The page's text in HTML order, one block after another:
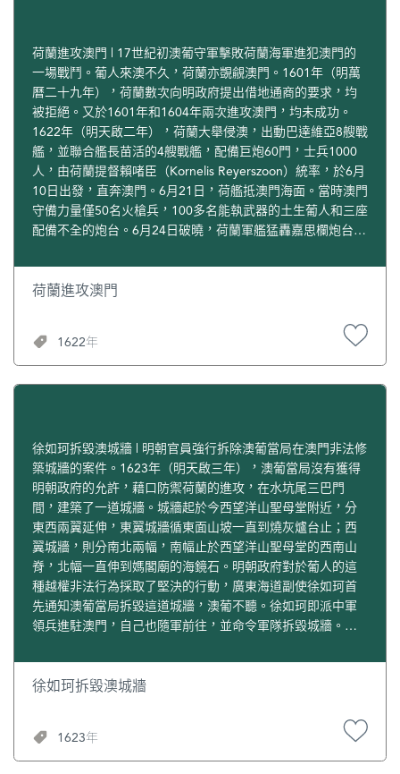
荷蘭進攻澳門 | 17世紀初澳葡守軍擊敗荷蘭海軍進犯澳門的
一場戰鬥。葡人來澳不久，荷蘭亦覬覦澳門。1601年（明萬
曆二十九年），荷蘭數次向明政府提出借地通商的要求，均
被拒絕。又於1601年和1604年兩次進攻澳門，均未成功。
1622年（明天啟二年），荷蘭大舉侵澳，出動巴達維亞8艘戰
艦，並聯合艦長苗活的4艘戰艦，配備巨炮60門，士兵1000
人，由荷蘭提督賴啫臣（Kornelis Reyerszoon）統率，於6月
10日出發，直奔澳門。6月21日，荷艦抵澳門海面。當時澳門
守備力量僅50名火槍兵，100多名能執武器的土生葡人和三座
配備不全的炮台。6月24日破曉，荷蘭軍艦猛轟嘉思欄炮台，
隊在劏狗環一帶登陸，葡軍憑藉新挖戰壕向荷軍反擊，賴啫
臣腹部中彈返回，命盧芬（Hans Ruffijn）代他指揮。荷軍在
泉、二龍泉匯合的坑水阻擋。葡方的伯多祿炮台發炮轟擊，
命中荷軍火藥車，使荷軍死傷慘重。這時，澳葡中日貿易船
隊司令薩門托（Lobo Sarmento de Carvalho）也親臨前線，
並發出反攻命令，葡軍、市民、修道士及黑奴們一起出擊，
死傷的日本人和印尼人也達數百人，還有一名上校及一批士
兵被俘。葡方傷亡極輕。澳門葡軍獲得了完全的勝利。為了
紀念這一空前大捷，澳葡當局將6月24日定為澳門城市日。
荷蘭進攻澳門
1622年
徐如珂拆毀澳城牆 | 明朝官員強行拆除澳葡當局在澳門非法修
築城牆的案件。1623年（明天啟三年），澳葡當局沒有獲得
明朝政府的允許，藉口防禦荷蘭的進攻，在水坑尾三巴門
間，建築了一道城牆。城牆起於今西望洋山聖母堂附近，分
東西兩翼延伸，東翼城牆循東面山坡一直到燒灰爐台止；西
翼城牆，則分南北兩幅，南幅止於西望洋山聖母堂的西南山
脊，北幅一直伸到媽閣廟的海鏡石。明朝政府對於葡人的這
種越權非法行為採取了堅決的行動，廣東海道副使徐如珂首
先通知澳葡當局拆毀這道城牆，澳葡不聽。徐如珂即派中軍
領兵進駐澳門，自己也隨軍前往，並命令軍隊拆毀城牆。不
巷等街道，後人俗稱為“萬里長城”。
徐如珂拆毀澳城牆
1623年